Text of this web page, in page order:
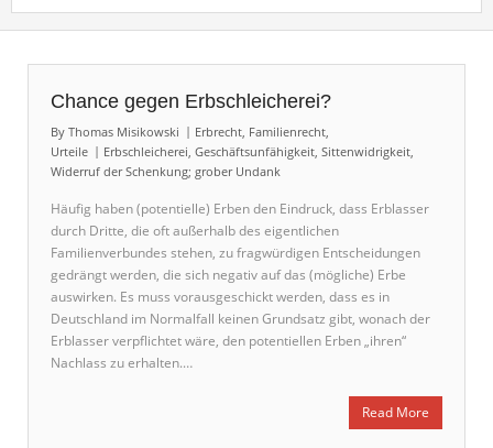
Chance gegen Erbschleicherei?
By Thomas Misikowski Erbrecht, Familienrecht,
Urteile
Erbschleicherei, Geschäftsunfähigkeit, Sittenwidrigkeit,
Widerruf der Schenkung; grober Undank
Häufig haben (potentielle) Erben den Eindruck, dass Erblasser
durch Dritte, die oft außerhalb des eigentlichen
Familienverbundes stehen, zu fragwürdigen Entscheidungen
gedrängt werden, die sich negativ auf das (mögliche) Erbe
auswirken. Es muss vorausgeschickt werden, dass es in
Deutschland im Normalfall keinen Grundsatz gibt, wonach der
Erblasser verpflichtet wäre, den potentiellen Erben „ihren“
Nachlass zu erhalten.…
Read More